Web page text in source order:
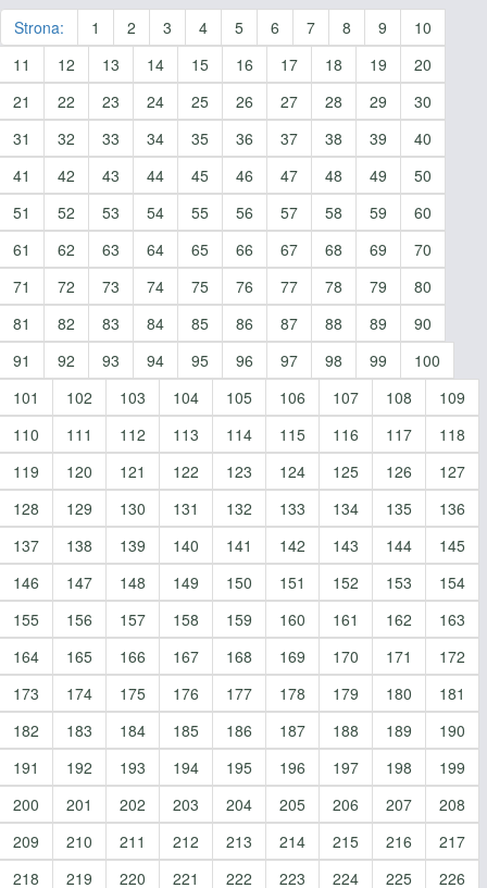
Strona: 1 2 3 4 5 6 7 8 9
10
11
12 13 14 15 16 17 18 19
20
21
22 23 24 25 26 27 28 29
30
31
32 33 34 35 36 37 38 39
40
41
42 43 44 45 46 47 48 49
50
51
52 53 54 55 56 57 58 59
60
61
62 63 64 65 66 67 68 69
70
71
72 73 74 75 76 77 78 79
80
81
82 83 84 85 86 87 88 89
90
91
92 93 94 95 96 97 98 99
100
101
102 103 104 105 106 107 108
109
110
111 112 113 114 115 116 117
118
119
120 121 122 123 124 125 126
127
128
129 130 131 132 133 134 135
136
137
138 139 140 141 142 143 144
145
146
147 148 149 150 151 152 153
154
155
156 157 158 159 160 161 162
163
164
165 166 167 168 169 170 171
172
173
174 175 176 177 178 179 180
181
182
183 184 185 186 187 188 189
190
191
192 193 194 195 196 197 198
199
200
201 202 203 204 205 206 207
208
209
210 211 212 213 214 215 216
217
218
219 220 221 222 223 224 225 226